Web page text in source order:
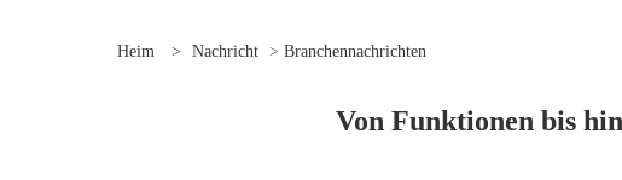
Heim > Nachricht > Branchennachrichten
Von Funktionen bis